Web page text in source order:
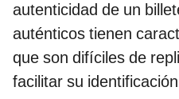
autenticidad de un
auténticos tienen
que son difíciles de
facilitar su